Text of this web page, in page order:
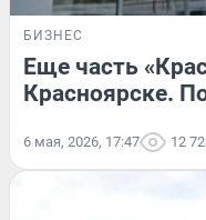
БИЗНЕС
Еще часть
Красноярске.
6 мая, 2026, 17:47 12